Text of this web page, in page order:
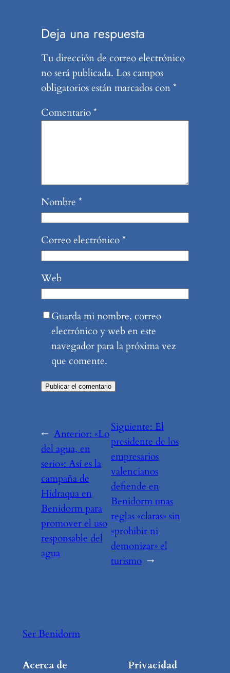
Deja una respuesta
Tu dirección de correo electrónico
no será publicada. Los campos
obligatorios están marcados con*
Comentario*
Nombre *
Correo electrónico*
Web
Guarda mi nombre, correo
electrónico y web en este
navegador para la próxima vez
que comente.
← Anterior:«Lo
del agua, en
serio»: Así es la
campaña de
Hidraqua en
Benidorm para
promover el uso
responsable del
agua
Siguiente: El
presidente de los
empresarios
valencianos
defiende en
Benidorm unas
reglas «claras» sin
«prohibir ni
demonizar» el
turismo →
Ser Benidorm
Acerca de Privacidad